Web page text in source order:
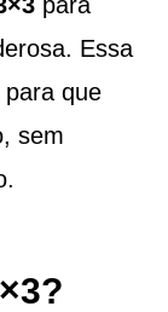
Essa
para que
sem